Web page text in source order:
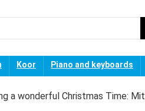
Koor Piano and keyboards
a wonderful Christmas Time: Mit